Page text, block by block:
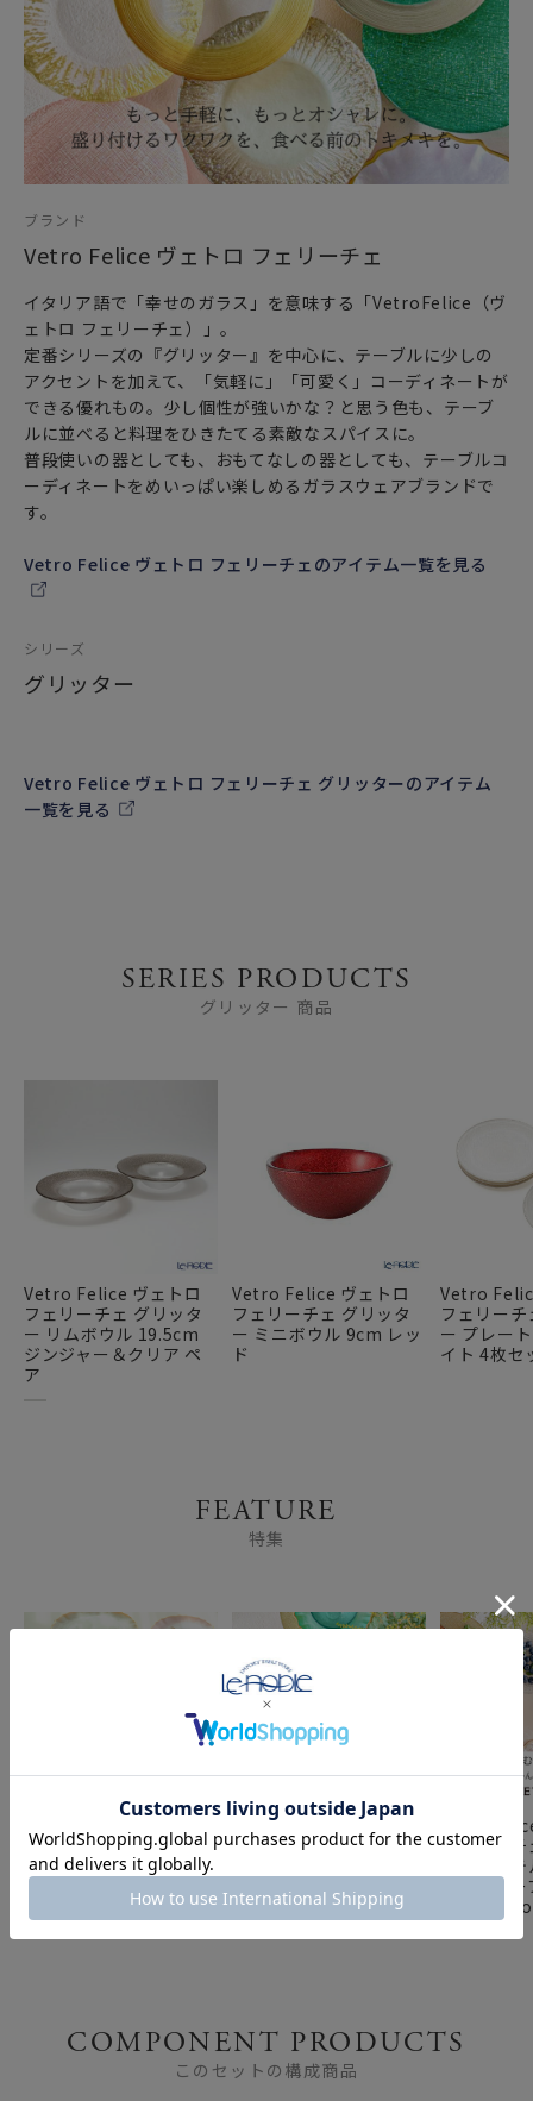
テーブルに少しのアクセントを加えて
「気軽に」「可愛く」コーディネートができる優れもの。
少し個性が強い派手なキラキララメの入ったグリッターカラ
ーでも
食卓に並べると料理をひきたててくれる素敵なスパイスに。
クリスマスだけでなく、お正月などのハレの日や特別な日の
食卓にも
なぜか和食器としっくりなじみます。
す。
普段使いの器としても、おもてなしの器としても
テーブルコーディネートを想像力豊かに楽しめる
おしゃれで遊び心溢れるガラス食器です。
ブランド
Vetro Felice ヴェトロ フェリーチェ
イタリア語で「幸せのガラス」を意味する「VetroFelice（ヴ
ェトロ フェリーチェ）」。
定番シリーズの『グリッター』を中心に、テーブルに少しの
アクセントを加えて、「気軽に」「可愛く」コーディネートが
できる優れもの。少し個性が強いかな？と思う色も、テーブ
ルに並べると料理をひきたてる素敵なスパイスに。
普段使いの器としても、おもてなしの器としても、テーブルコ
ーディネートをめいっぱい楽しめるガラスウェアブランドで
す。
Vetro Felice ヴェトロ フェリーチェのアイテム一覧を見る
シリーズ
グリッター
Vetro Felice ヴェトロ フェリーチェ グリッターのアイテム
一覧を見る
SERIES PRODUCTS
グリッター 商品
Vetro Felice ヴェトロ
フェリーチェ グリッタ
ー リムボウル 19.5cm
ジンジャー＆クリア ペ
ア
Vetro Felice ヴェトロ
フェリーチェ グリッタ
ー ミニボウル 9cm レッ
ド
Vetro
フェリー
ー プレー
イト 4枚セ
FEATURE
特集
Felice（ヴェトロ フェ
リーチェ）
VetroFelice（ヴェトロ
フェリーチェ）新緑のグ
｜爽やかなテーブルコー
ディネート Vol.01
フェリー
楽しむホ
｜春のテ
ネート
COMPONENT PRODUCTS
このセットの構成商品